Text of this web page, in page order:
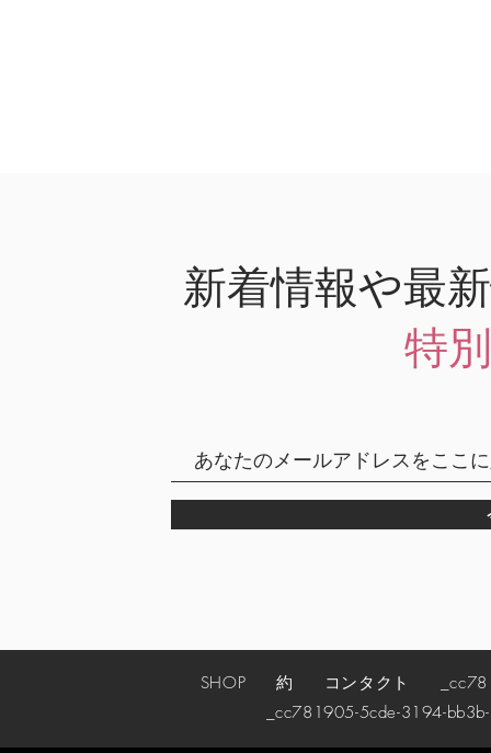
新着情報や最
特
SHOP 約 コンタクト
_cc781905-5cde-3194-